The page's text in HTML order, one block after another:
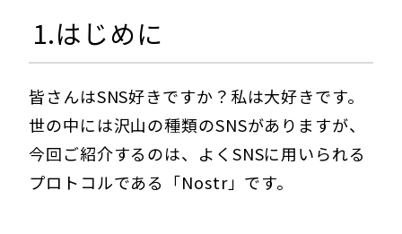
1.はじめに
皆さんはSNS好きですか？私は大好きです。
世の中には沢山の種類のSNSがありますが、
今回ご紹介するのは、よくSNSに用いられる
プロトコルである「Nostr」です。